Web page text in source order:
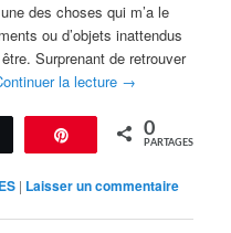
des choses qui m’a le
ou d’objets inattendus
Surprenant de retrouver
la lecture →
Tweetez Épingle 0
PARTAGES
| Laisser un commentaire